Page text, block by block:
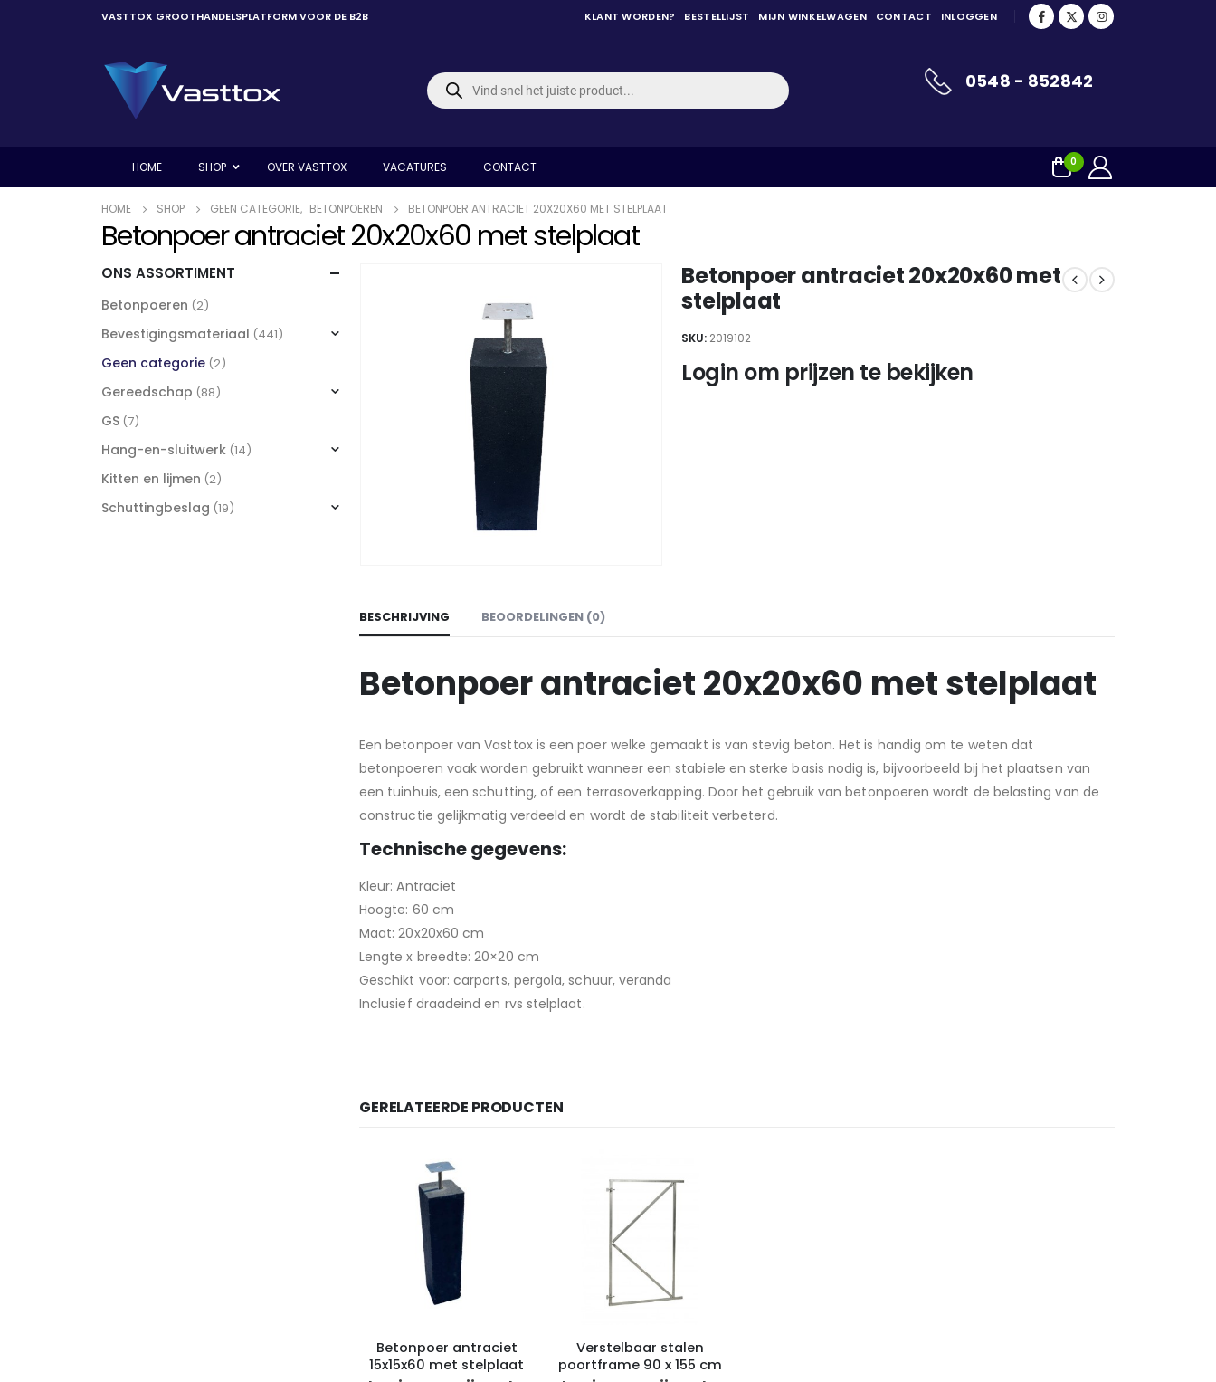
VASTTOX GROOTHANDELSPLATFORM VOOR DE B2B KLANT WORDEN? BESTELLIJST MIJN WINKELWAGEN CONTACT INLOGGEN
Producten
zoeken 0548 - 852842
HOME SHOP OVER VASTTOX VACATURES CONTACT 0
HOME SHOP GEEN CATEGORIE, BETONPOEREN BETONPOER ANTRACIET 20X20X60 MET STELPLAAT
Betonpoer antraciet 20x20x60 met stelplaat
Betonpoer antraciet 20x20x60 met
stelplaat
SKU: 2019102
Login om prijzen te bekijken
BESCHRIJVING BEOORDELINGEN (0)
Betonpoer antraciet 20x20x60 met stelplaat
Een betonpoer van Vasttox is een poer welke gemaakt is van stevig beton. Het is handig om te weten dat
betonpoeren vaak worden gebruikt wanneer een stabiele en sterke basis nodig is, bijvoorbeeld bij het plaatsen van
een tuinhuis, een schutting, of een terrasoverkapping. Door het gebruik van betonpoeren wordt de belasting van de
constructie gelijkmatig verdeeld en wordt de stabiliteit verbeterd.
Technische gegevens:
Kleur: Antraciet
Hoogte: 60 cm
Maat: 20x20x60 cm
Lengte x breedte: 20×20 cm
Geschikt voor: carports, pergola, schuur, veranda
Inclusief draadeind en rvs stelplaat.
GERELATEERDE PRODUCTEN
Betonpoer antraciet
15x15x60 met stelplaat
Verstelbaar stalen
poortframe 90 x 155 cm
ONS ASSORTIMENT
Betonpoeren (2)
Bevestigingsmateriaal (441)
Geen categorie (2)
Gereedschap (88)
GS (7)
Hang-en-sluitwerk (14)
Kitten en lijmen (2)
Schuttingbeslag (19)